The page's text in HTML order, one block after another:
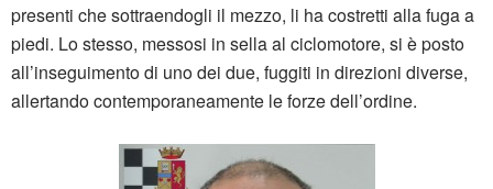
presenti che sottraendogli il mezzo, li ha costretti alla fuga a
piedi. Lo stesso, messosi in sella al ciclomotore, si è posto
all’inseguimento di uno dei due, fuggiti in direzioni diverse,
allertando contemporaneamente le forze dell’ordine.